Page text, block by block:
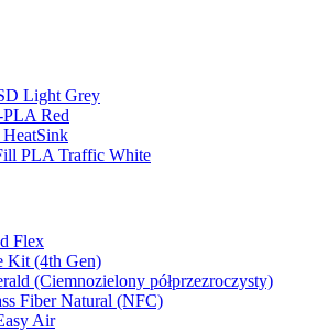
Light Grey
Red
PLA Traffic White
Flex
Kit (4th Gen)
(Ciemnozielony półprzezroczysty)
Fiber Natural (NFC)
Air